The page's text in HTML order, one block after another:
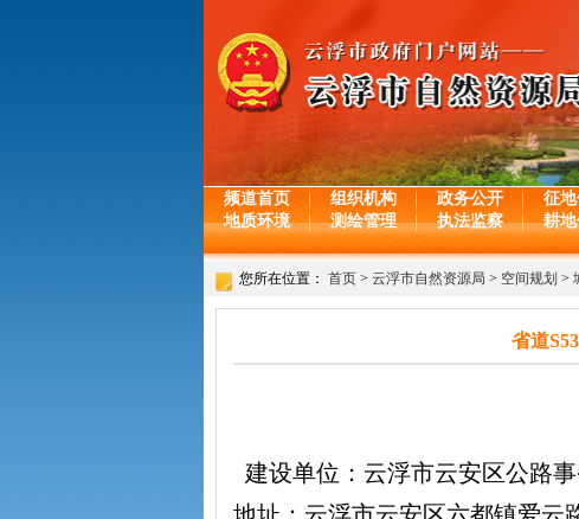
频道首页 组织机构 政务公开 征
地质环境
测绘管理 执法监察 耕
您所在位置： 首页 > 云浮市自然资源局 > 空间规划 >
省道
建设单位：云浮市云安区公路事